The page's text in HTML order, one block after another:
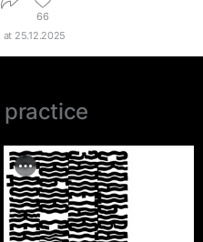
66
at 25.12.2025
practice